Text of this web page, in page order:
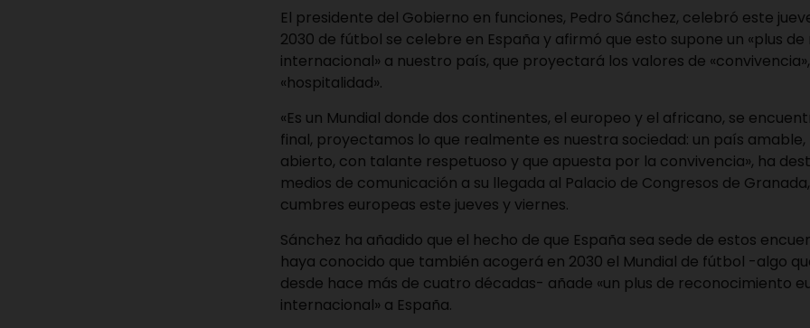
El presidente del Gobierno en funciones, Pedro Sánchez, celebró este
2030 de fútbol se celebre en España y afirmó que esto supone un «plus
internacional» a nuestro país, que proyectará los valores de
«hospitalidad».
«Es un Mundial donde dos continentes, el europeo y el africano, se
final, proyectamos lo que realmente es nuestra sociedad: un país amable,
abierto, con talante respetuoso y que apuesta por la convivencia», ha
medios de comunicación a su llegada al Palacio de Congresos de
cumbres europeas este jueves y viernes.
Sánchez ha añadido que el hecho de que España sea sede de estos
haya conocido que también acogerá en 2030 el Mundial de fútbol -algo
desde hace más de cuatro décadas- añade «un plus de reconocimiento
internacional» a España.